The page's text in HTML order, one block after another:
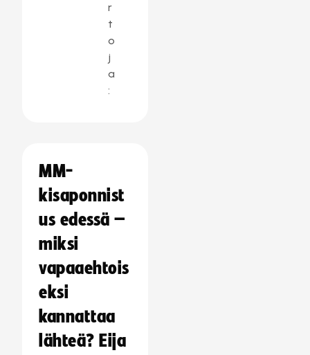
r
t
o
j
a
:
MM-
kisaponnist
us edessä –
miksi
vapaaehtois
eksi
kannattaa
lähteä? Eija